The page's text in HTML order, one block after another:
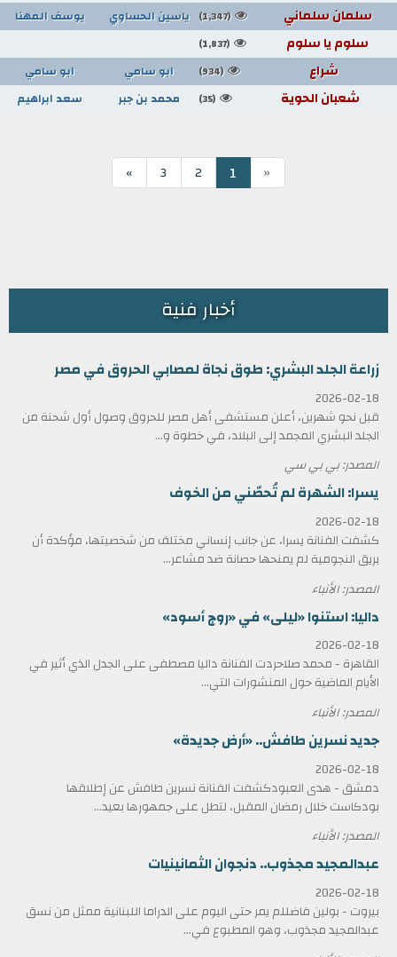
سلمان سلماني (1,347) ياسين الحساوي يوسف المهنا
سلوم يا سلوم (1,837)
شراع (934) ابو سامي ابو سامي
شعبان الحوية (35) محمد بن جبر سعد ابراهيم
«
1
2
3
»
أخبار فنية
زراعة الجلد البشري: طوق نجاة لمصابي الحروق في مصر
2026-02-18
قبل نحو شهرين، أعلن مستشفى أهل مصر للحروق وصول أول شحنة من
الجلد البشري المجمد إلى البلاد، في خطوة و...
المصدر: بي بي سي
يسرا: الشهرة لم تُحصّني من الخوف
2026-02-18
كشفت الفنانة يسرا، عن جانب إنساني مختلف من شخصيتها، مؤكدة أن
بريق النجومية لم يمنحها حصانة ضد مشاعر...
المصدر: الأنباء
داليا: استنوا «ليلى» في «روج أسود»
2026-02-18
القاهرة - محمد صلاحردت الفنانة داليا مصطفى على الجدل الذي أثير في
الأيام الماضية حول المنشورات التي...
المصدر: الأنباء
جديد نسرين طافش.. «أرض جديدة»
2026-02-18
دمشق - هدى العبودكشفت الفنانة نسرين طافش عن إطلاقها
بودكاست خلال رمضان المقبل، لتطل على جمهورها بعيد...
المصدر: الأنباء
عبدالمجيد مجذوب.. دنجوان الثمانينيات
2026-02-18
بيروت - بولين فاضللم يمر حتى اليوم على الدراما اللبنانية ممثل من نسق
عبدالمجيد مجذوب، وهو المطبوع في...